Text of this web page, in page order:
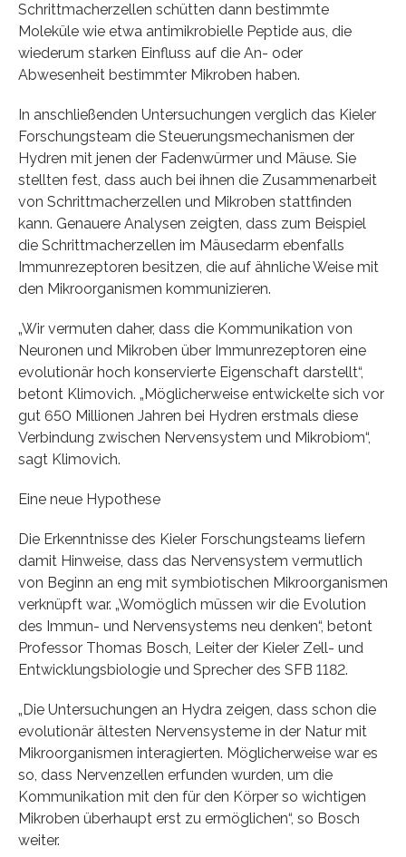
Schrittmacherzellen schütten dann bestimmte
Moleküle wie etwa antimikrobielle Peptide aus, die
wiederum starken Einfluss auf die An- oder
Abwesenheit bestimmter Mikroben haben.
In anschließenden Untersuchungen verglich das Kieler
Forschungsteam die Steuerungsmechanismen der
Hydren mit jenen der Fadenwürmer und Mäuse. Sie
stellten fest, dass auch bei ihnen die Zusammenarbeit
von Schrittmacherzellen und Mikroben stattfinden
kann. Genauere Analysen zeigten, dass zum Beispiel
die Schrittmacherzellen im Mäusedarm ebenfalls
Immunrezeptoren besitzen, die auf ähnliche Weise mit
den Mikroorganismen kommunizieren.
„Wir vermuten daher, dass die Kommunikation von
Neuronen und Mikroben über Immunrezeptoren eine
evolutionär hoch konservierte Eigenschaft darstellt“,
betont Klimovich. „Möglicherweise entwickelte sich vor
gut 650 Millionen Jahren bei Hydren erstmals diese
Verbindung zwischen Nervensystem und Mikrobiom“,
sagt Klimovich.
Eine neue Hypothese
Die Erkenntnisse des Kieler Forschungsteams liefern
damit Hinweise, dass das Nervensystem vermutlich
von Beginn an eng mit symbiotischen Mikroorganismen
verknüpft war. „Womöglich müssen wir die Evolution
des Immun- und Nervensystems neu denken“, betont
Professor Thomas Bosch, Leiter der Kieler Zell- und
Entwicklungsbiologie und Sprecher des SFB 1182.
„Die Untersuchungen an Hydra zeigen, dass schon die
evolutionär ältesten Nervensysteme in der Natur mit
Mikroorganismen interagierten. Möglicherweise war es
so, dass Nervenzellen erfunden wurden, um die
Kommunikation mit den für den Körper so wichtigen
Mikroben überhaupt erst zu ermöglichen“, so Bosch
weiter.